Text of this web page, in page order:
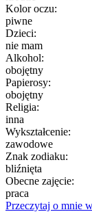
Kolor oczu:
piwne
Dzieci:
nie mam
Alkohol:
obojętny
Papierosy:
obojętny
Religia:
inna
Wykształcenie:
zawodowe
Znak zodiaku:
bliźnięta
Obecne zajęcie:
praca
Przeczytaj o mnie